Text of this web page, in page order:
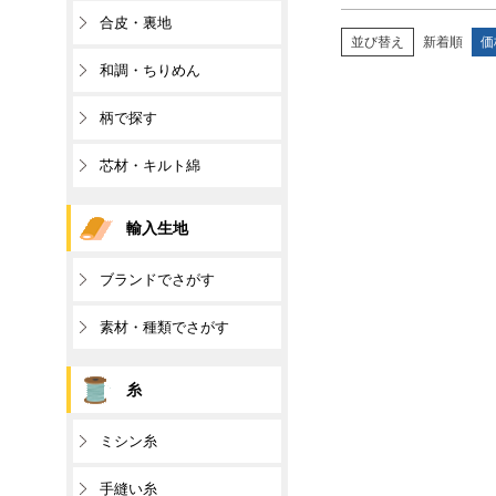
並び替え 新着順
合皮・裏地
和調・ちりめん
柄で探す
芯材・キルト綿
輸入生地
ブランドでさがす
素材・種類でさがす
糸
ミシン糸
手縫い糸